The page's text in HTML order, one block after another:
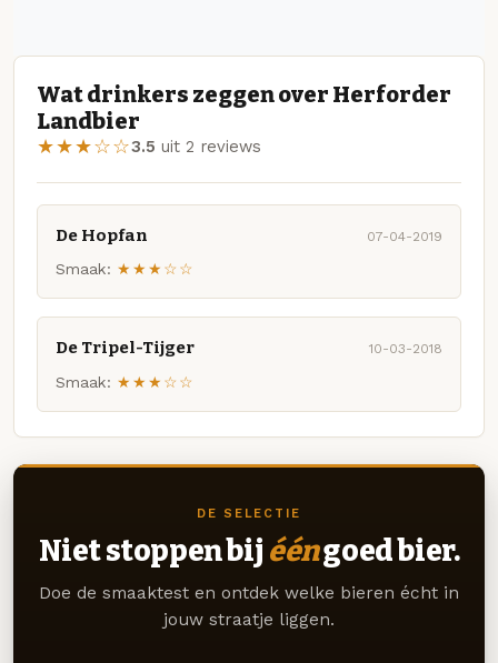
Wat drinkers zeggen over Herforder
Landbier
★★★☆☆3.5 uit 2 reviews
De Hopfan 07-04-2019
Smaak: ★★★☆☆
De Tripel-Tijger 10-03-2018
Smaak: ★★★☆☆
DE SELECTIE
Niet stoppen bij ééngoed bier.
Doe de smaaktest en ontdek welke bieren écht in
jouw straatje liggen.